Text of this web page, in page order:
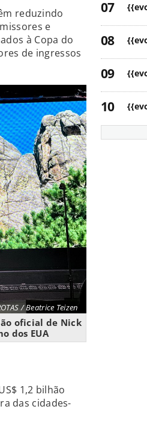
reduzindo
e
à Copa do
de ingressos
/ Beatrice Teizen
oficial de Nick
dos EUA
1,2 bilhão
das cidades-